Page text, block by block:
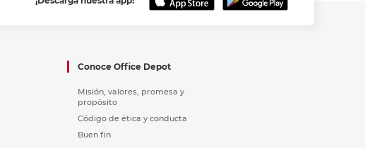
Conoce Office Depot
Misión, valores, promesa y
propósito
Código de ética y conducta
Buen fin